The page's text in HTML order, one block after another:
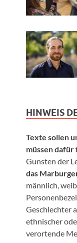
HINWEIS
Texte sollen
müssen dafür
Gunsten der
das
männlich,
Geschlechter
ethnischer
verortende